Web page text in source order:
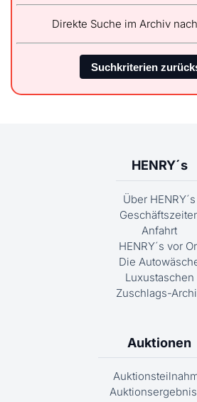
Direkte Suche im Archiv nach
HENRY´s
Über HENRY´s
Anfahrt
HENRY´s vor
Die
Luxustaschen
Zuschlags-
Auktionen